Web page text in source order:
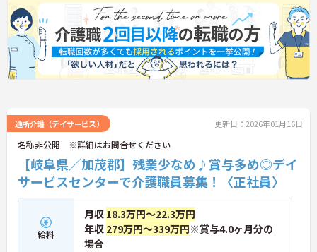
通所介護（デイサービス） 更新日：2026年01月16日
名称非公開 ※詳細はお問合せください
【岐阜県／加茂郡】残業少なめ♪賞与多め◎デイ
サービスセンターで介護職員募集！〈正社員〉
給料
月収 18.3万円～22.3万円
年収 279万円～339万円※賞与4.0ヶ月分の
場合